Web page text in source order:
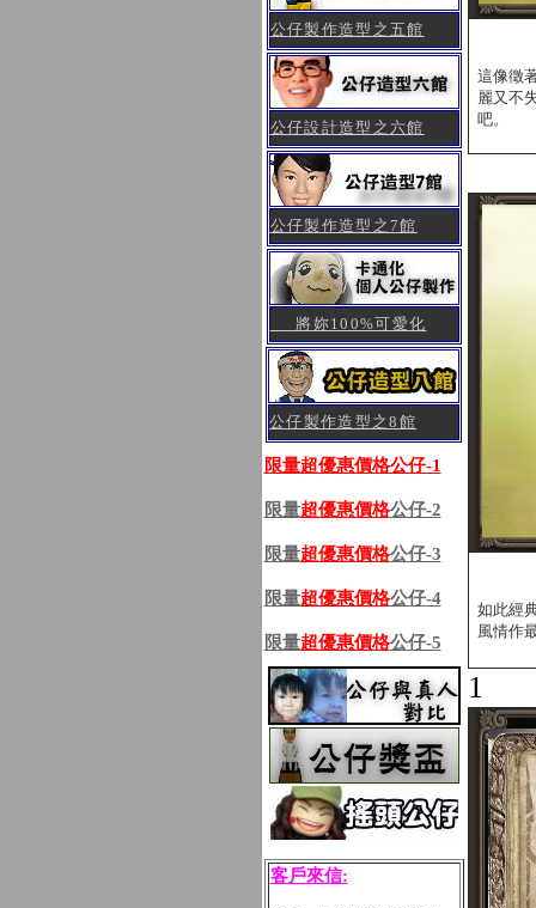
公仔製作造型之五館
公仔設計造型之六館
公仔製作造型之7館
將妳100%可愛化
公仔製作造型之8館
限量超優惠價格公仔-1
限量超優惠價格公仔-2
限量超優惠價格公仔-3
限量超優惠價格公仔-4
限量超優惠價格公仔-5
客戶來信:
這像徵
麗又不
吧。
如此經
風情作
1